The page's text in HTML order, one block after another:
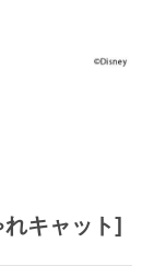
キャット]